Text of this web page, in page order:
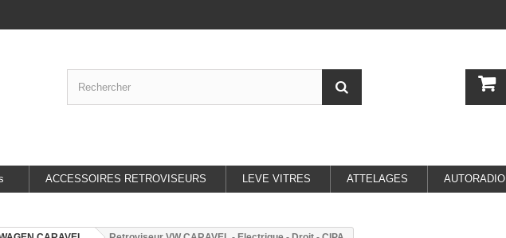
ACCESSOIRES RETROVISEURS LEVE VITRES ATTELAGES AUTORADIO